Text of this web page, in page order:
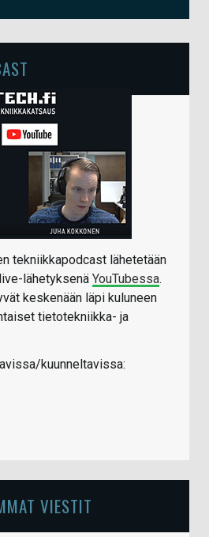
tekniikkapodcast lähetetään
lähetyksenä YouTubessa.
keskenään läpi kuluneen
tietotekniikka- ja
kuunneltavissa:
VIESTIT